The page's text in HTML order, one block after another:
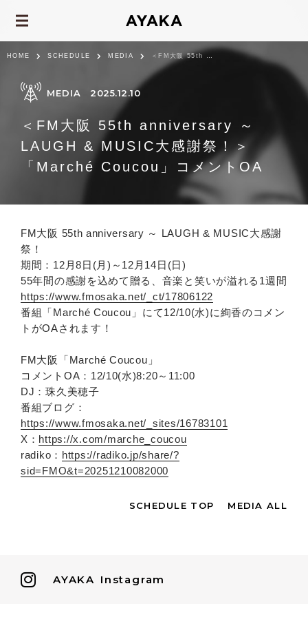
HOME SCHEDULE MEDIA ＜FM大阪 55th anniversary ～ LAUGH & MUSIC大感謝祭！＞「Marché Couco...
MEDIA 2025.12.10
＜FM大阪 55th anniversary ～
LAUGH & MUSIC大感謝祭！＞
「Marché Coucou」コメントOA
FM大阪 55th anniversary ～ LAUGH & MUSIC大感謝
祭！
期間：12月8日(月)～12月14日(日)
55年間の感謝を込めて贈る、音楽と笑いが溢れる1週間
https://www.fmosaka.net/_ct/17806122
番組「Marché Coucou」にて12/10(水)に絢香のコメン
トがOAされます！
FM大阪「Marché Coucou」
コメントOA：12/10(水)8:20～11:00
DJ：珠久美穂子
番組ブログ：
https://www.fmosaka.net/_sites/16783101
X： https://x.com/marche_coucou
radiko： https://radiko.jp/share/?
sid=FMO&t=20251210082000
SCHEDULE TOP MEDIA ALL
AYAKA Instagram